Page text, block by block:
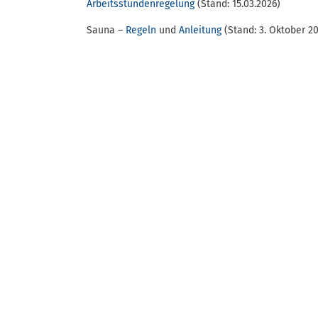
Arbeitsstundenregelung(Stand: 15.03.2026)
Sauna – Regeln und Anleitung(Stand: 3. Oktober